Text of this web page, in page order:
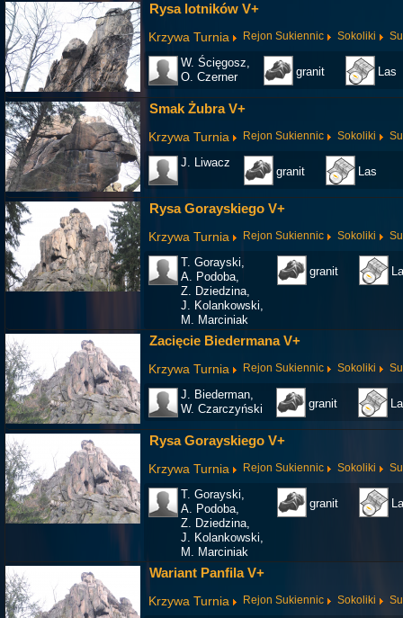
Rysa lotników V+
Krzywa Turnia Rejon Sukiennic Sokoliki
W. Ścięgosz,
O. Czerner
granit Las
Smak Żubra V+
Krzywa Turnia Rejon Sukiennic Sokoliki
J. Liwacz
granit Las
Rysa Gorayskiego V+
Krzywa Turnia Rejon Sukiennic Sokoliki
T. Gorayski,
A. Podoba,
Z. Dziedzina,
J. Kolankowski,
M. Marciniak
granit
Zacięcie Biedermana V+
Krzywa Turnia Rejon Sukiennic Sokoliki
J. Biederman,
W. Czarczyński
granit
Rysa Gorayskiego V+
Krzywa Turnia Rejon Sukiennic Sokoliki
T. Gorayski,
A. Podoba,
Z. Dziedzina,
J. Kolankowski,
M. Marciniak
granit
Wariant Panfila V+
Krzywa Turnia Rejon Sukiennic Sokoliki